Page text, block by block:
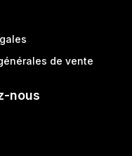
de vente
nous